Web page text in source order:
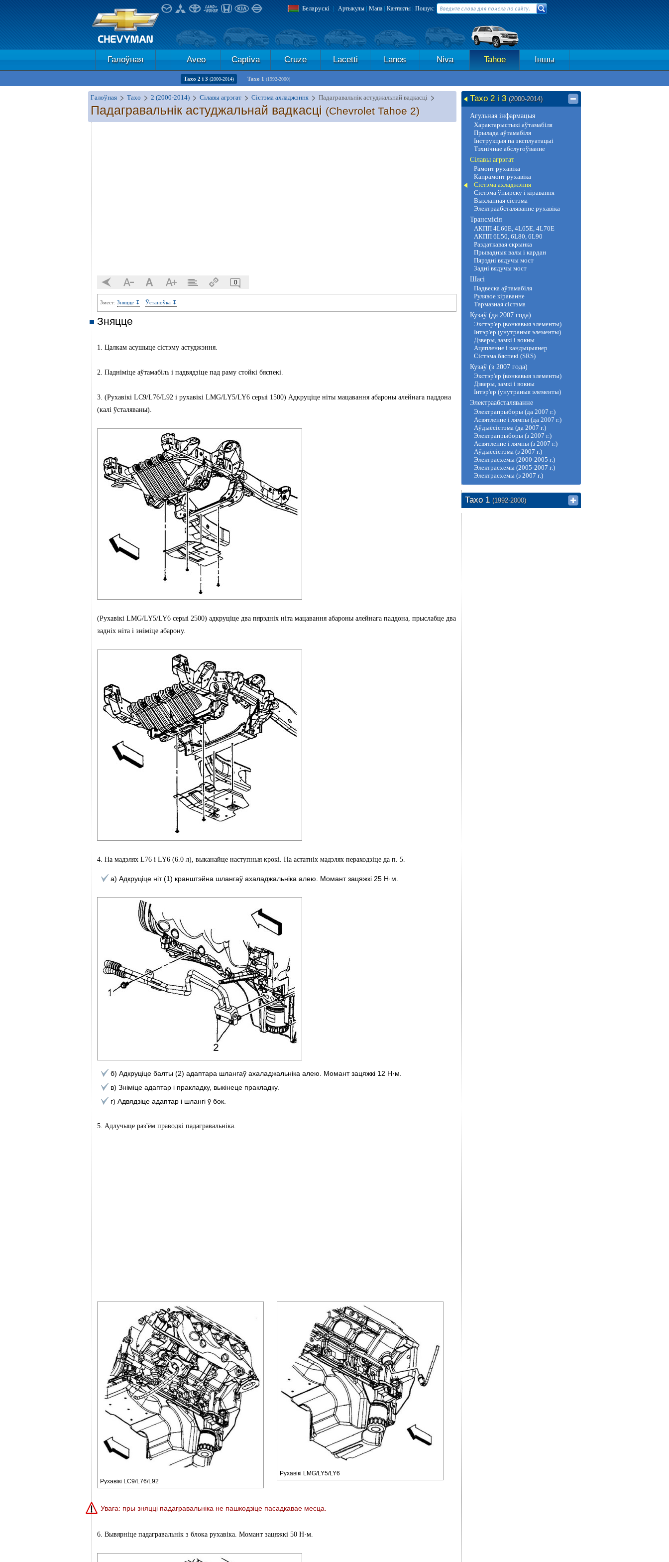
Беларускі | Артыкулы | Мапа | Кантакты | Пошук:
Галоўная Aveo Captiva Cruze Lacetti Lanos Niva Tahoe Іншы
Тахо 2 і 3 (2000-2014) Тахо 1 (1992-2000)
Галоўная Тахо 2 (2000-2014) Сілавы агрэгат Сістэма ахладжэння Падагравальнік астуджальнай вадкасці
Падагравальнік астуджальнай вадкасці (Chevrolet Tahoe 2)
0
Змест: Зняцце ↧ Ўстаноўка ↧
Зняцце
1. Цалкам асушыце сістэму астуджэння.
2. Падніміце аўтамабіль і падвядзіце пад раму стойкі бяспекі.
3. (Рухавікі LC9/L76/L92 і рухавікі LMG/LY5/LY6 серыі 1500) Адкруціце ніты мацавання абароны алейнага паддона
(калі ўсталяваны).
(Рухавікі LMG/LY5/LY6 серыі 2500) адкруціце два пярэдніх ніта мацавання абароны алейнага паддона, прыслабце два
задніх ніта і зніміце абарону.
4. На мадэлях L76 і LY6 (6.0 л), выканайце наступныя крокі. На астатніх мадэлях пераходзіце да п. 5.
а) Адкруціце ніт (1) кранштэйна шлангаў ахаладжальніка алею. Момант зацяжкі 25 Н·м.
б) Адкруціце балты (2) адаптара шлангаў ахаладжальніка алею. Момант зацяжкі 12 Н·м.
в) Зніміце адаптар і пракладку, выкінеце пракладку.
г) Адвядзіце адаптар і шлангі ў бок.
5. Адлучыце раз'ём праводкі падагравальніка.
Рухавікі LC9/L76/L92
Рухавікі LMG/LY5/LY6
Увага: пры зняцці падагравальніка не пашкодзіце пасадкавае месца.
6. Вывярніце падагравальнік з блока рухавіка. Момант зацяжкі 50 Н·м.
Тахо 2 і 3 (2000-2014)
Агульная інфармацыя
Характарыстыкі аўтамабіля
Прылада аўтамабіля
Інструкцыя па эксплуатацыі
Тэхнічнае абслугоўванне
Сілавы агрэгат
Рамонт рухавіка
Капрамонт рухавіка
Сістэма ахладжэння
Сістэма ўпырску і кіравання
Выхлапная сістэма
Электраабсталяванне рухавіка
Трансмісія
АКПП 4L60E, 4L65E, 4L70E
АКПП 6L50, 6L80, 6L90
Раздаткавая скрынка
Прывадныя валы і кардан
Пярэдні вядучы мост
Задні вядучы мост
Шасі
Падвеска аўтамабіля
Рулявое кіраванне
Тармазная сістэма
Кузаў (да 2007 года)
Экстэр'ер (вонкавыя элементы)
Інтэр'ер (унутраныя элементы)
Дзверы, замкі і вокны
Ацяпленне і кандыцыянер
Сістэма бяспекі (SRS)
Кузаў (з 2007 года)
Экстэр'ер (вонкавыя элементы)
Дзверы, замкі і вокны
Інтэр'ер (унутраныя элементы)
Электраабсталяванне
Электрапрыборы (да 2007 г.)
Асвятленне і лямпы (да 2007 г.)
Аўдыёсістэма (да 2007 г.)
Электрапрыборы (з 2007 г.)
Асвятленне і лямпы (з 2007 г.)
Аўдыёсістэма (з 2007 г.)
Электрасхемы (2000-2005 г.)
Электрасхемы (2005-2007 г.)
Электрасхемы (з 2007 г.)
Тахо 1 (1992-2000)